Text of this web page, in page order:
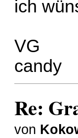
ich
VG
candy
Re:
von